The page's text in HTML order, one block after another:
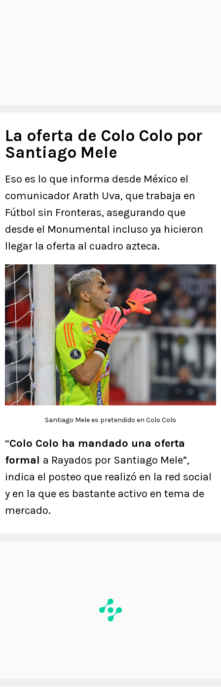
La oferta de Colo Colo por
Santiago Mele
Eso es lo que informa desde México el
comunicador Arath Uva, que trabaja en
Fútbol sin Fronteras, asegurando que
desde el Monumental incluso ya hicieron
llegar la oferta al cuadro azteca.
Santiago Mele es pretendido en Colo Colo
“Colo Colo ha mandado una oferta
formal a Rayados por Santiago Mele”,
indica el posteo que realizó en la red social
y en la que es bastante activo en tema de
mercado.